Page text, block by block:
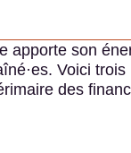
apporte son
Voici
des